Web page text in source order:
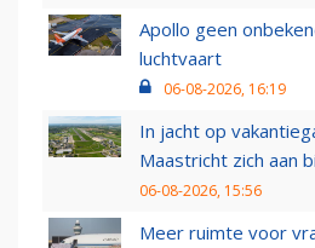
Apollo geen
luchtvaart
06-08-2026, 16:19
In jacht op
Maastricht zich aan
06-08-2026, 15:56
Meer ruimte voor